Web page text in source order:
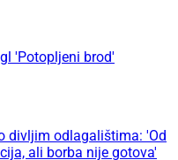
'Potopljeni brod'
divljim odlagalištima: 'Od
ali borba nije gotova'